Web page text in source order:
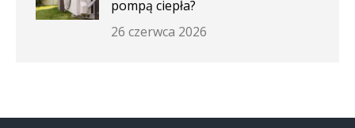
pompą ciepła?
26 czerwca 2026